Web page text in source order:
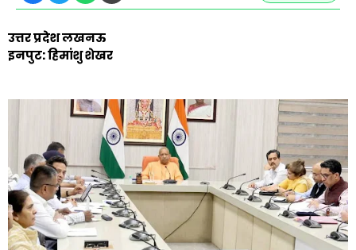
उत्तर प्रदेश लखनऊ
इनपुट: हिमांशु शेखर